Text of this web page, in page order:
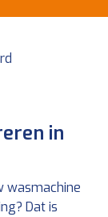
in
wasmachine
Dat is